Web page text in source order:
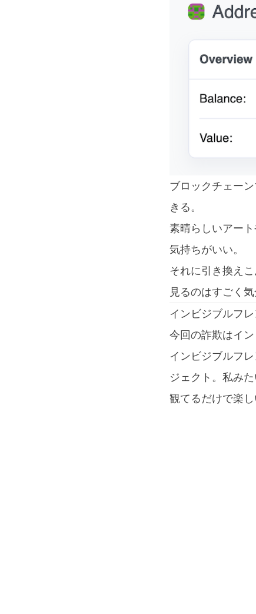
ブロックチェー
きる。
素晴らしいアー
気持ちがいい。
それに引き換え
見るのはすごく気
インビジブルフ
今回の詐欺はイ
インビジブルフ
ジェクト。私み
観てるだけで楽